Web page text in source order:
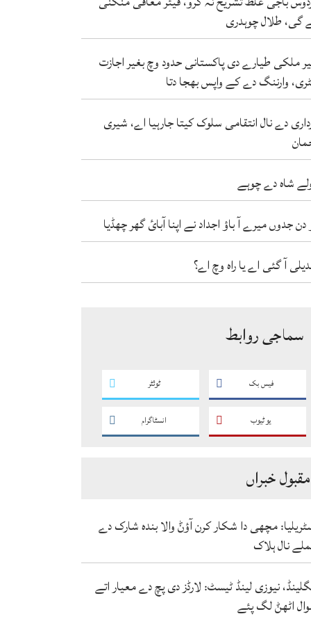
گی، طلال چوہدری
ملکی طیارے دی پاکستانی حدود وچ بغیر اجازت
وارننگ دے کے واپس بھجا دتا
دے نال انتقامی سلوک کیتا جارہیا اے، شیری
شاہ دے چوہے
دن جدوں میرے آ باؤ اجداد نے اپنا آبائ گھر چھڈیا
آ گئی اے یا راہ وچ اے؟
سماجی روابط
فیس بک ٹوئٹر
یو ٹیوب انسٹاگرام
مقبول خبراں
مچھی دا شکار کرن آؤݨ والا بندہ شارک دے
نال ہلاک
نیوزی لینڈ ٹیسٹ: لارڈز دی پچ دے معیار اتے
اٹھݨ لگ پئے